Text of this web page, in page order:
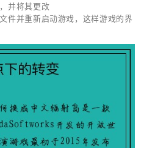
并将其更改
件并重新启动游戏，这样游戏的界